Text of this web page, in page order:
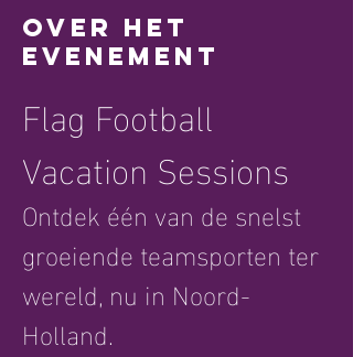
Over het
evenement
Flag Football
Vacation Sessions
Ontdek één van de snelst
groeiende teamsporten ter
wereld, nu in Noord-
Holland.